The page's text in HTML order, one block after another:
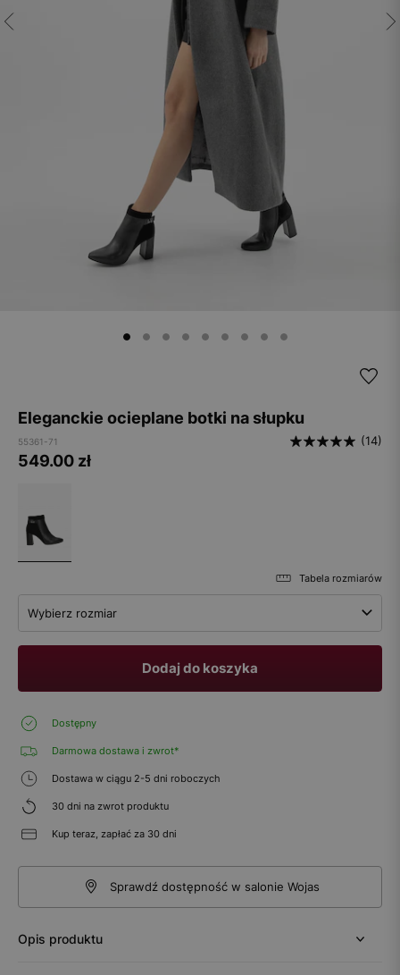
Eleganckie ocieplane botki na słupku
55361-71 (14)
549.00 zł
Tabela rozmiarów
Wybierz rozmiar
Dodaj do koszyka
Dostępny
Darmowa dostawa i zwrot*
Dostawa w ciągu 2-5 dni roboczych
30 dni na zwrot produktu
Kup teraz, zapłać za 30 dni
Sprawdź dostępność w salonie Wojas
Opis produktu